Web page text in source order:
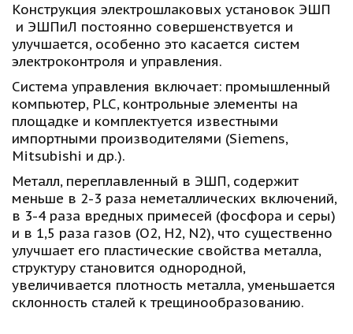
Конструкция электрошлаковых установок ЭШП
и ЭШПиЛ постоянно совершенствуется и
улучшается, особенно это касается систем
электроконтроля и управления.
Система управления включает: промышленный
компьютер, PLC, контрольные элементы на
площадке и комплектуется известными
импортными производителями (Siemens,
Mitsubishi и др.).
Металл, переплавленный в ЭШП, содержит
меньше в 2-3 раза неметаллических включений,
в 3-4 раза вредных примесей (фосфора и серы)
и в 1,5 раза газов (O2, H2, N2), что существенно
улучшает его пластические свойства металла,
структуру становится однородной,
увеличивается плотность металла, уменьшается
склонность сталей к трещинообразованию.